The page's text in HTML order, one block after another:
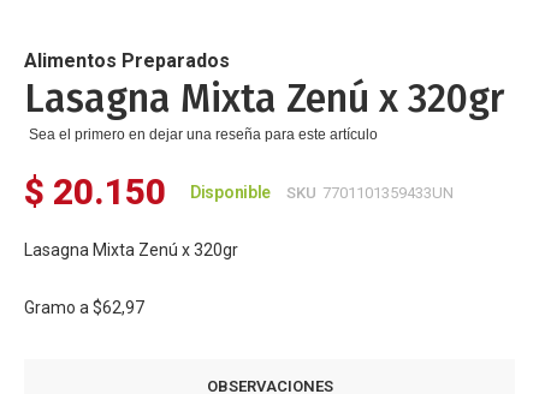
de
la
galería
de
Alimentos Preparados
Lasagna Mixta Zenú x 320gr
Sea el primero en dejar una reseña para este artículo
$ 20.150 Disponible SKU 7701101359433UN
Lasagna Mixta Zenú x 320gr
Gramo a $62,97
OBSERVACIONES